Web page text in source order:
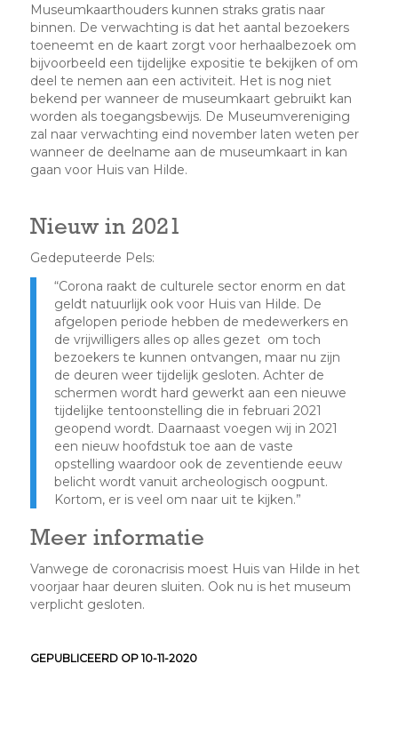
Museumkaarthouders kunnen straks gratis naar
binnen. De verwachting is dat het aantal bezoekers
toeneemt en de kaart zorgt voor herhaalbezoek om
bijvoorbeeld een tijdelijke expositie te bekijken of om
deel te nemen aan een activiteit. Het is nog niet
bekend per wanneer de museumkaart gebruikt kan
worden als toegangsbewijs. De Museumvereniging
zal naar verwachting eind november laten weten per
wanneer de deelname aan de museumkaart in kan
gaan voor Huis van Hilde.
Nieuw in 2021
Gedeputeerde Pels:
“Corona raakt de culturele sector enorm en dat
geldt natuurlijk ook voor Huis van Hilde. De
afgelopen periode hebben de medewerkers en
de vrijwilligers alles op alles gezet om toch
bezoekers te kunnen ontvangen, maar nu zijn
de deuren weer tijdelijk gesloten. Achter de
schermen wordt hard gewerkt aan een nieuwe
tijdelijke tentoonstelling die in februari 2021
geopend wordt. Daarnaast voegen wij in 2021
een nieuw hoofdstuk toe aan de vaste
opstelling waardoor ook de zeventiende eeuw
belicht wordt vanuit archeologisch oogpunt.
Kortom, er is veel om naar uit te kijken.”
Meer informatie
Vanwege de coronacrisis moest Huis van Hilde in het
voorjaar haar deuren sluiten. Ook nu is het museum
verplicht gesloten.
GEPUBLICEERD OP 10-11-2020